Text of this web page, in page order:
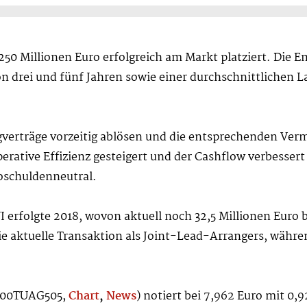
Millionen Euro erfolgreich am Markt platziert. Die
drei und fünf Jahren sowie einer durchschnittlichen
vorzeitig ablösen und die entsprechenden
Effizienz gesteigert und der Cashflow
2018, wovon aktuell noch 32,5 Millionen Euro
aktuelle Transaktion als Joint-Lead-Arrangers,
Chart,News) notiert bei 7,962 Euro mit